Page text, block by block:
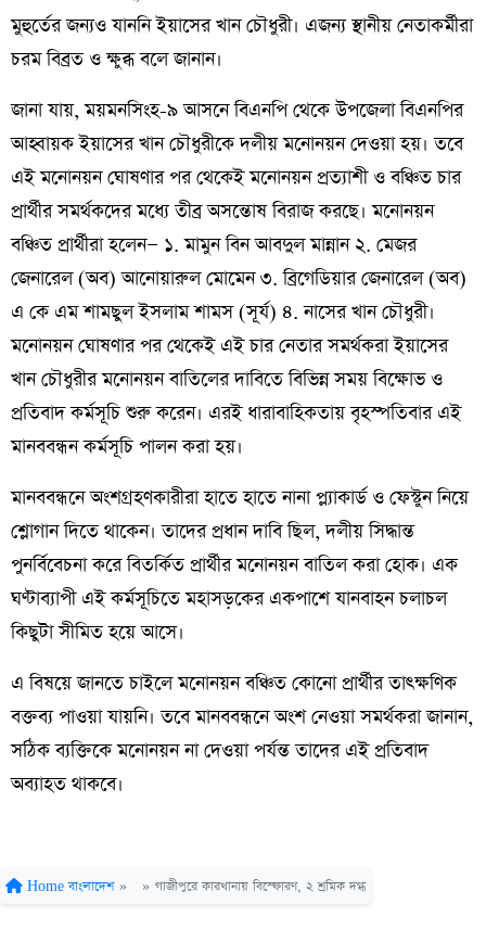
মুহুর্তের জন্যও যাননি ইয়াসের খান চৌধুরী। এজন্য স্থানীয় নেতাকর্মীরা
চরম বিব্রত ও ক্ষুব্ধ বলে জানান।
জানা যায়, ময়মনসিংহ-৯ আসনে বিএনপি থেকে উপজেলা বিএনপির
আহ্বায়ক ইয়াসের খান চৌধুরীকে দলীয় মনোনয়ন দেওয়া হয়। তবে
এই মনোনয়ন ঘোষণার পর থেকেই মনোনয়ন প্রত্যাশী ও বঞ্চিত চার
প্রার্থীর সমর্থকদের মধ্যে তীব্র অসন্তোষ বিরাজ করছে। মনোনয়ন
বঞ্চিত প্রার্থীরা হলেন— ১. মামুন বিন আবদুল মান্নান ২. মেজর
জেনারেল (অব) আনোয়ারুল মোমেন ৩. ব্রিগেডিয়ার জেনারেল (অব)
এ কে এম শামছুল ইসলাম শামস (সূর্য) ৪. নাসের খান চৌধুরী।
মনোনয়ন ঘোষণার পর থেকেই এই চার নেতার সমর্থকরা ইয়াসের
খান চৌধুরীর মনোনয়ন বাতিলের দাবিতে বিভিন্ন সময় বিক্ষোভ ও
প্রতিবাদ কর্মসূচি শুরু করেন। এরই ধারাবাহিকতায় বৃহস্পতিবার এই
মানববন্ধন কর্মসূচি পালন করা হয়।
মানববন্ধনে অংশগ্রহণকারীরা হাতে হাতে নানা প্ল্যাকার্ড ও ফেস্টুন নিয়ে
শ্লোগান দিতে থাকেন। তাদের প্রধান দাবি ছিল, দলীয় সিদ্ধান্ত
পুনর্বিবেচনা করে বিতর্কিত প্রার্থীর মনোনয়ন বাতিল করা হোক। এক
ঘণ্টাব্যাপী এই কর্মসূচিতে মহাসড়কের একপাশে যানবাহন চলাচল
কিছুটা সীমিত হয়ে আসে।
এ বিষয়ে জানতে চাইলে মনোনয়ন বঞ্চিত কোনো প্রার্থীর তাৎক্ষণিক
বক্তব্য পাওয়া যায়নি। তবে মানববন্ধনে অংশ নেওয়া সমর্থকরা জানান,
সঠিক ব্যক্তিকে মনোনয়ন না দেওয়া পর্যন্ত তাদের এই প্রতিবাদ
অব্যাহত থাকবে।
Home বাংলাদেশ » » গাজীপুরে কারখানায় বিস্ফোরণ, ২ শ্রমিক দগ্ধ